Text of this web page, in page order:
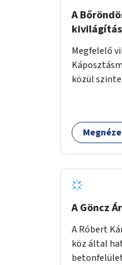
A
Megfelelő
közül
miatt a
járni a
A Göncz
A Róbert
köz által